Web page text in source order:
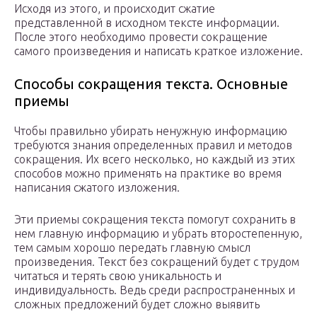
Исходя из этого, и происходит сжатие
представленной в исходном тексте информации.
После этого необходимо провести сокращение
самого произведения и написать краткое изложение.
Способы сокращения текста. Основные
приемы
Чтобы правильно убирать ненужную информацию
требуются знания определенных правил и методов
сокращения. Их всего несколько, но каждый из этих
способов можно применять на практике во время
написания сжатого изложения.
Эти приемы сокращения текста помогут сохранить в
нем главную информацию и убрать второстепенную,
тем самым хорошо передать главную смысл
произведения. Текст без сокращений будет с трудом
читаться и терять свою уникальность и
индивидуальность. Ведь среди распространенных и
сложных предложений будет сложно выявить